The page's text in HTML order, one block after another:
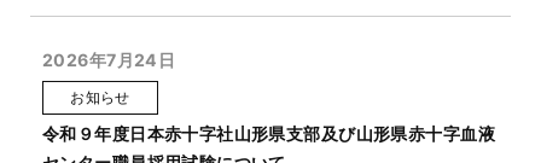
2026年7月24日
お知らせ
令和９年度日本赤十字社山形県支部及び山形県赤十字血液